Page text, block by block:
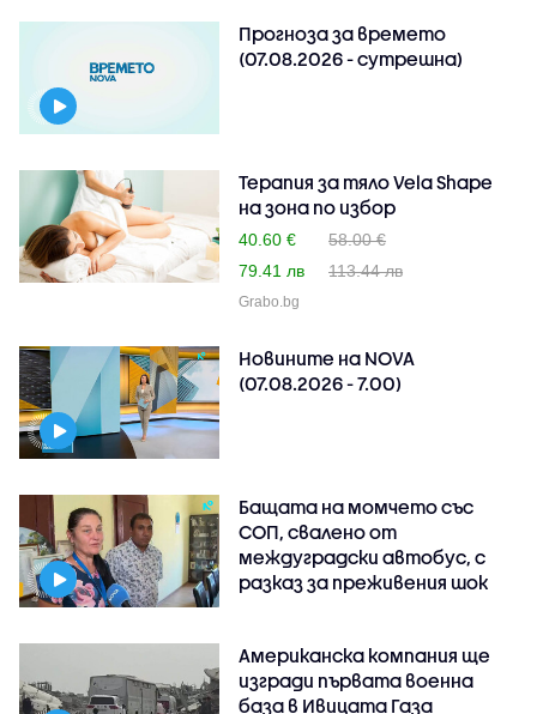
Прогноза за времето
(07.08.2026 - сутрешна)
Терапия за тяло Vela Shape
на зона по избор
40.60 €
58.00 €
79.41 лв
113.44 лв
Grabo.bg
Новините на NOVA
(07.08.2026 - 7.00)
Бащата на момчето със
СОП, свалено от
междуградски автобус, с
разказ за преживения шок
Американска компания ще
изгради първата военна
база в Ивицата Газа